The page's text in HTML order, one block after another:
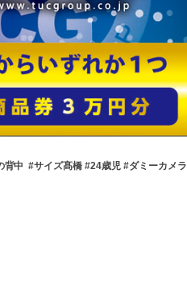
中 #サイズ髙橋 #24歳児 #ダミーカメラ